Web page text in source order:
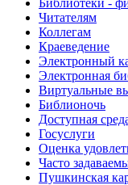
Читателям
Коллегам
Краеведение
Электронный
Электронная
Виртуальные
Библионочь
Доступная
Госуслуги
Оценка
Часто
Пушкинская